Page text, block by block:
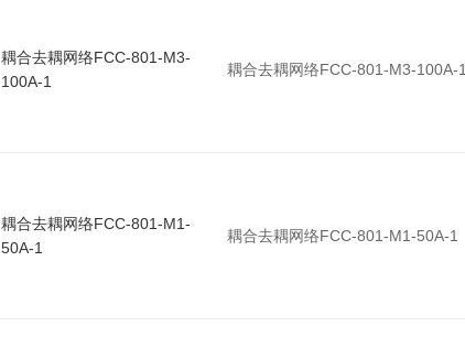
耦合去耦网络FCC-801-M3-
100A-1
耦合去耦网络FCC-801-M3-100A-1
耦合去耦网络FCC-801-M1-
50A-1
耦合去耦网络FCC-801-M1-50A-1